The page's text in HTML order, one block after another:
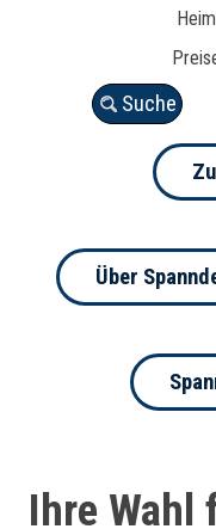
Heim
Suche
Über
Ihre Wahl